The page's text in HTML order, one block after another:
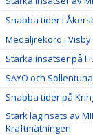
Snabba tider i
Medaljrekord i
Starka insatser på
SAYO och
Snabba tider på
Stark laginsats av
Kraftmätningen